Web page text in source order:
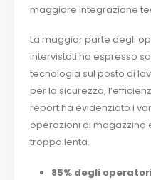
maggiore integrazione
La maggior parte degli
intervistati ha espresso
tecnologia sul posto di
per la sicurezza,
report ha evidenziato i
operazioni di magazzino
troppo lenta.
85% degli